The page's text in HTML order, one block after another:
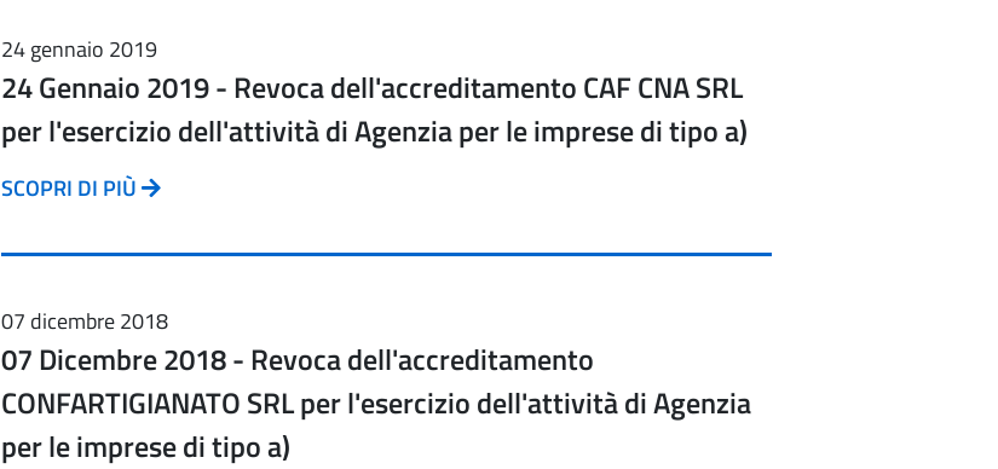
24 gennaio 2019
24 Gennaio 2019 - Revoca dell'accreditamento CAF CNA SRL
per l'esercizio dell'attività di Agenzia per le imprese di tipo a)
SCOPRI DI PIÙ
07 dicembre 2018
07 Dicembre 2018 - Revoca dell'accreditamento
CONFARTIGIANATO SRL per l'esercizio dell'attività di Agenzia
per le imprese di tipo a)